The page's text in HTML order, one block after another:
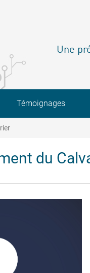
Une
Témoignages
du